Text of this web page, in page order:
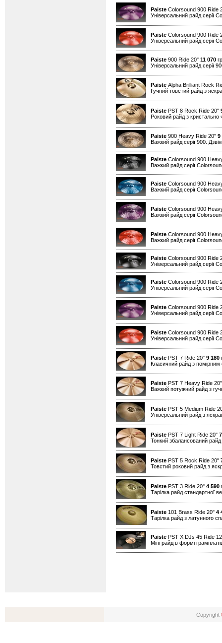
Paiste Colorsound 900 Ride
Універсальний райд серії
Paiste Colorsound 900 Ride
Універсальний райд серії
Paiste 900 Ride 20" 11 070
Універсальний райд серії
Paiste Alpha Brilliant Rock
Гучний товстий райд з
Paiste PST 8 Rock Ride 20"
Роковий райд з
Paiste 900 Heavy Ride 20" 9
Важкий райд серії 900.
Paiste Colorsound 900
Важкий райд серії
Paiste Colorsound 900
Важкий райд серії
Paiste Colorsound 900
Важкий райд серії
Paiste Colorsound 900
Важкий райд серії
Paiste Colorsound 900 Ride
Універсальний райд серії
Paiste Colorsound 900 Ride
Універсальний райд серії
Paiste Colorsound 900 Ride
Універсальний райд серії
Paiste Colorsound 900 Ride
Універсальний райд серії
Paiste PST 7 Ride 20" 9 180
Класичний райд з
Paiste PST 7 Heavy Ride
Важкий потужний райд з
Paiste PST 5 Medium Ride
Універсальний райд з
Paiste PST 7 Light Ride 20"
Тонкий збалансований
Paiste PST 5 Rock Ride 20"
Товстий роковий райд з
Paiste PST 3 Ride 20" 4 590
Тарілка райд стандартної
Paiste 101 Brass Ride 20" 4
Тарілка райд з латунного
Paiste PST X DJs 45 Ride
Міні райд в формі
Copyright